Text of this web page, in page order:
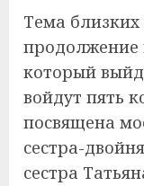
Тема
продолжение
который
войдут пять
посвящена
сестра-
сестра